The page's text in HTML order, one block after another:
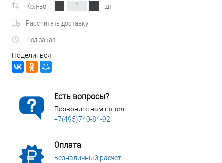
Кол-во:
шт
Рассчитать доставку
Под заказ
Поделиться
Есть вопросы?
Позвоните нам по тел:
+7(495)740-84-92
Оплата
Безналичный расчет